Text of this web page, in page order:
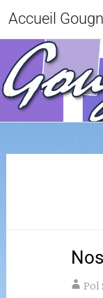
Accueil
Pol